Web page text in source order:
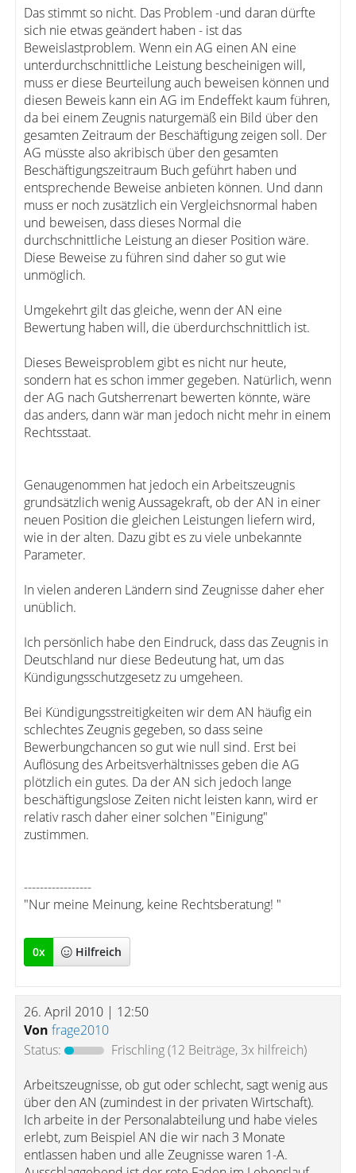
Das stimmt so nicht. Das Problem -und daran dürfte
sich nie etwas geändert haben - ist das
Beweislastproblem. Wenn ein AG einen AN eine
unterdurchschnittliche Leistung bescheinigen will,
muss er diese Beurteilung auch beweisen können und
diesen Beweis kann ein AG im Endeffekt kaum führen,
da bei einem Zeugnis naturgemäß ein Bild über den
gesamten Zeitraum der Beschäftigung zeigen soll. Der
AG müsste also akribisch über den gesamten
Beschäftigungszeitraum Buch geführt haben und
entsprechende Beweise anbieten können. Und dann
muss er noch zusätzlich ein Vergleichsnormal haben
und beweisen, dass dieses Normal die
durchschnittliche Leistung an dieser Position wäre.
Diese Beweise zu führen sind daher so gut wie
unmöglich.
Umgekehrt gilt das gleiche, wenn der AN eine
Bewertung haben will, die überdurchschnittlich ist.
Dieses Beweisproblem gibt es nicht nur heute,
sondern hat es schon immer gegeben. Natürlich, wenn
der AG nach Gutsherrenart bewerten könnte, wäre
das anders, dann wär man jedoch nicht mehr in einem
Rechtsstaat.
Genaugenommen hat jedoch ein Arbeitszeugnis
grundsätzlich wenig Aussagekraft, ob der AN in einer
neuen Position die gleichen Leistungen liefern wird,
wie in der alten. Dazu gibt es zu viele unbekannte
Parameter.
In vielen anderen Ländern sind Zeugnisse daher eher
unüblich.
Ich persönlich habe den Eindruck, dass das Zeugnis in
Deutschland nur diese Bedeutung hat, um das
Kündigungsschutzgesetz zu umgeheen.
Bei Kündigungsstreitigkeiten wir dem AN häufig ein
schlechtes Zeugnis gegeben, so dass seine
Bewerbungchancen so gut wie null sind. Erst bei
Auflösung des Arbeitsverhältnisses geben die AG
plötzlich ein gutes. Da der AN sich jedoch lange
beschäftigungslose Zeiten nicht leisten kann, wird er
relativ rasch daher einer solchen "Einigung"
zustimmen.
-----------------
"Nur meine Meinung, keine Rechtsberatung! "
0x Hilfreich
26. April 2010 | 12:50
Von frage2010
Status:
Frischling(12 Beiträge, 3x hilfreich)
Arbeitszeugnisse, ob gut oder schlecht, sagt wenig aus
über den AN (zumindest in der privaten Wirtschaft).
Ich arbeite in der Personalabteilung und habe vieles
erlebt, zum Beispiel AN die wir nach 3 Monate
entlassen haben und alle Zeugnisse waren 1-A.